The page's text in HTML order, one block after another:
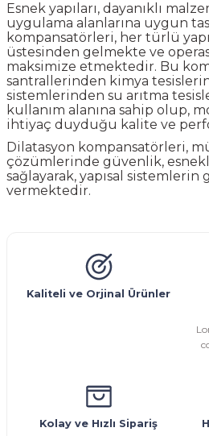
Esnek yapıları, dayanıklı
uygulama alanlarına uygun
kompansatörleri, her türlü
üstesinden gelmekte ve
maksimize etmektedir. Bu
santrallerinden kimya
sistemlerinden su arıtma
kullanım alanına sahip olup,
ihtiyaç duyduğu kalite ve
Dilatasyon kompansatörleri,
çözümlerinde güvenlik,
sağlayarak, yapısal sistemlerin
vermektedir.
Kaliteli ve Orjinal Ürünler
Kolay ve Hızlı Sipariş